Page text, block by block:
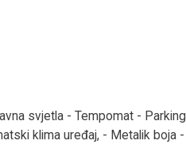
svjetla - Tempomat - Parking
klima uređaj, - Metalik boja -